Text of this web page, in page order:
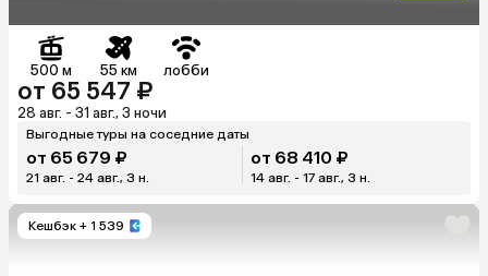
500 м 55 км лобби
от 65 547 ₽
28 авг. - 31 авг., 3 ночи
Выгодные туры на соседние даты
от 65 679 ₽
21 авг. - 24 авг., 3 н.
от 68 410 ₽
14 авг. - 17 авг., 3 н.
Кешбэк + 1 539